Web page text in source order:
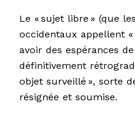
Le « sujet libre » (que
occidentaux appellent
avoir des espérances
définitivement
objet surveillé », sorte
résignée et soumise.